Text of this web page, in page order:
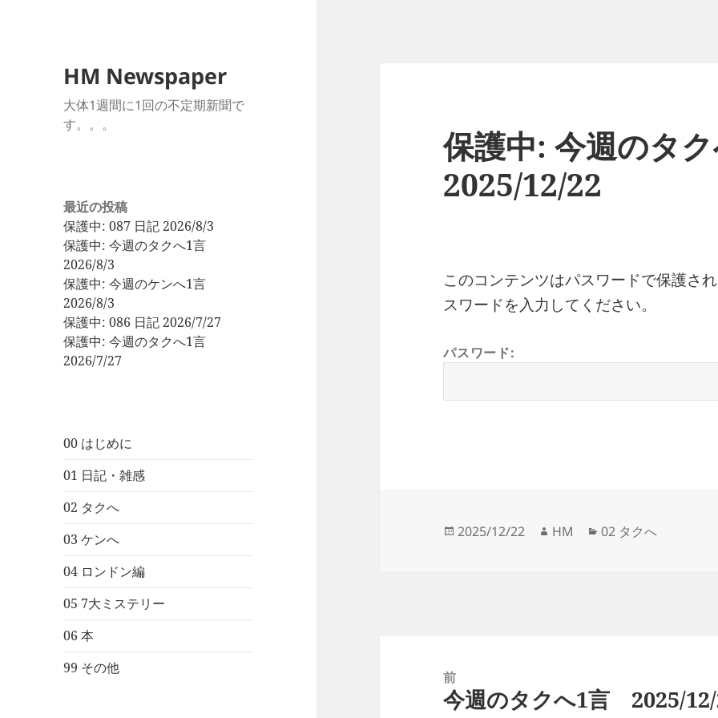
HM Newspaper
大体1週間に1回の不定期新聞で
す。。。
最近の投稿
保護中: 087 日記 2026/8/3
保護中: 今週のタクへ1言
2026/8/3
保護中: 今週のケンへ1言
2026/8/3
保護中: 086 日記 2026/7/27
保護中: 今週のタクへ1言
2026/7/27
00 はじめに
01 日記・雑感
02 タクへ
03 ケンへ
04 ロンドン編
05 7大ミステリー
06 本
99 その他
保護中: 今週のタ
2025/12/22
このコンテンツはパスワードで保護さ
スワードを入力してください。
パスワード:
投
2025/12/22
作
HM
カ
02 タクへ
前
前
今週のタクへ1言 2025/